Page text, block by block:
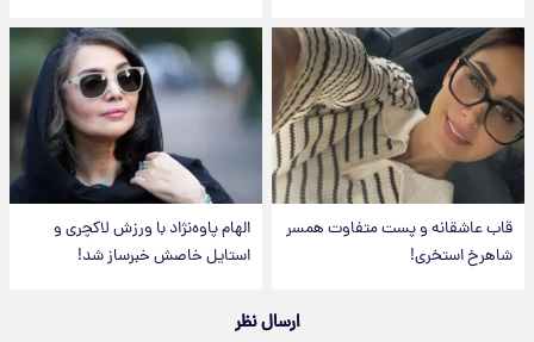
قاب عاشقانه و پست متفاوت همسر
شاهرخ استخری!
الهام پاوه‌نژاد با ورزش لاکچری و
استایل خاصش خبرساز شد!
ارسال نظر